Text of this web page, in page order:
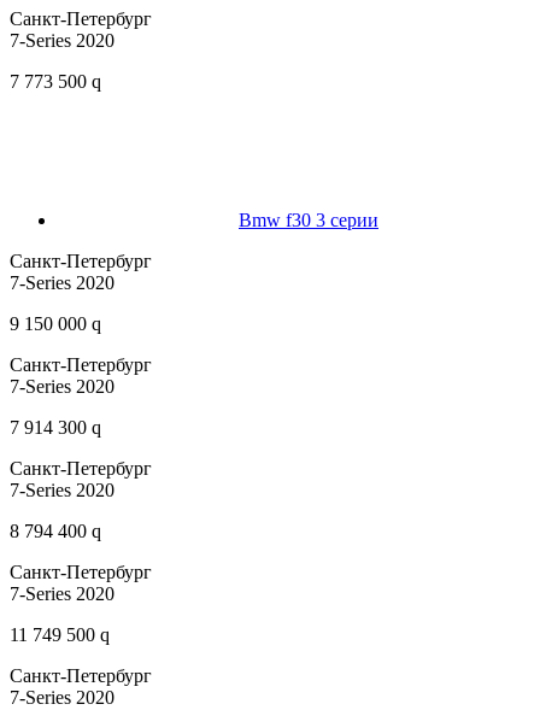
Санкт-Петербург
7-Series 2020
7 773 500 q
Bmw f30 3 серии
Санкт-Петербург
7-Series 2020
9 150 000 q
Санкт-Петербург
7-Series 2020
7 914 300 q
Санкт-Петербург
7-Series 2020
8 794 400 q
Санкт-Петербург
7-Series 2020
11 749 500 q
Санкт-Петербург
7-Series 2020